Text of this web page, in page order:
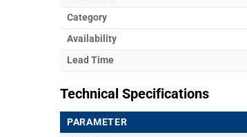
Category
Availability
Lead Time
Technical Specifications
PARAMETER